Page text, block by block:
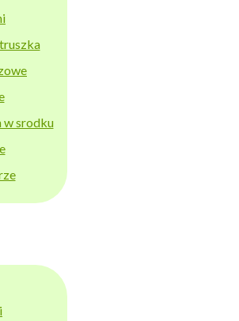
w srodku